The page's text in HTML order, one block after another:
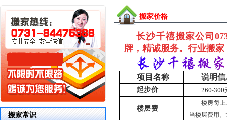
资质证书
搬家常识
搬家价格
长沙千禧搬家公司
牌，精诚服务。 行业搬家
项目名称 说明信
起步价 260-300
楼层费
楼房每
当楼层费用